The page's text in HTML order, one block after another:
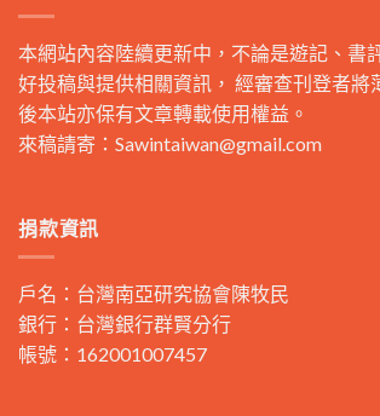
本網站內容陸續更新中，不論是遊記、書
好投稿與提供相關資訊， 經審查刊登者將
後本站亦保有文章轉載使用權益。
來稿請寄： Sawintaiwan@gmail.com
捐款資訊
戶名：台灣南亞研究協會陳牧民
銀行：台灣銀行群賢分行
帳號：162001007457